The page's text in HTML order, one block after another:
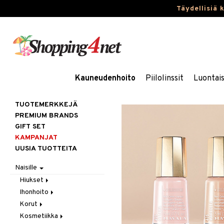
Täydellisiä
Kauneudenhoito Piilolinssit
TUOTEMERKKEJÄ
PREMIUM BRANDS
GIFT SET
KAMPANJAT
UUSIA TUOTTEITA
Naisille
Hiukset
Gift Set
Harjat / Kammat
Hiuskuurit
Ihonhoito
Aurinkotuotteet
Erikoistuotteet
Korut
Kaulakorut
Kosmetiikka